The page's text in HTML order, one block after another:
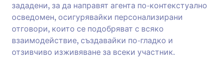
зададени, за да направят агента по-контекстуално
осведомен, осигурявайки персонализирани
отговори, които се подобряват с всяко
взаимодействие, създавайки по-гладко и
отзивчиво изживяване за всеки участник.